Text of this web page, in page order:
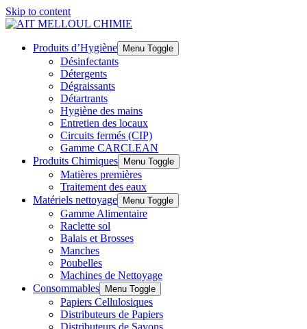
Skip to content
Produits d’Hygiène Menu Toggle
Désinfectants
Détergents
Dégraissants
Détartrants
Hygiène des mains
Entretien des locaux
Circuits fermés (CIP)
Gamme CARCLEAN
Produits Chimiques
Menu Toggle
Matières premières
Traitement des eaux
Matériels nettoyage
Menu Toggle
Gamme Alimentaire
Raclette sol
Balais et Brosses
Manches
Poubelles
Machines de Nettoyage
Consommables
Menu Toggle
Papiers Cellulosiques
Distributeurs de Papiers
Distributeurs de Savons